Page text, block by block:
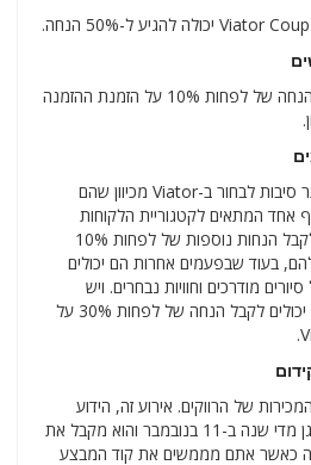
לקוחות חדשים יכולים לקבל הנחה של לפחות 10% על הזמנת ההזמנה
ללקוחות קיימים יש אפילו יותר סיבות לבחור ב-Viator מכיוון שהם
אחד המתאים לקטגוריית הלקוחות
שלהם. לפעמים, הם יכולים לקבל הנחות נוספות של לפחות 10%
בעוד שבפעמים אחרות הם יכולים
הנחה על סיורים מודרכים וחוויות נבחרים. ויש
מקרים שבהם לקוחות קיימים יכולים לקבל הנחה של לפחות 30% על
של הרווקים. אירוע זה, הידוע
בעולם כ-Double 11, מאורגן מדי שנה ב-11 בנובמבר והוא מקבל את
עם יותר מ-30% הנחה כאשר אתם מממשים את קוד המבצע